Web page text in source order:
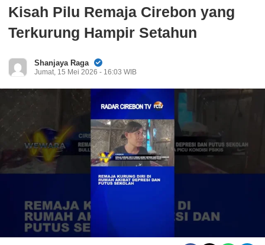
Kisah Pilu Remaja Cirebon yang
Terkurung Hampir Setahun
Shanjaya Raga
Jumat, 15 Mei 2026 - 16:03 WIB